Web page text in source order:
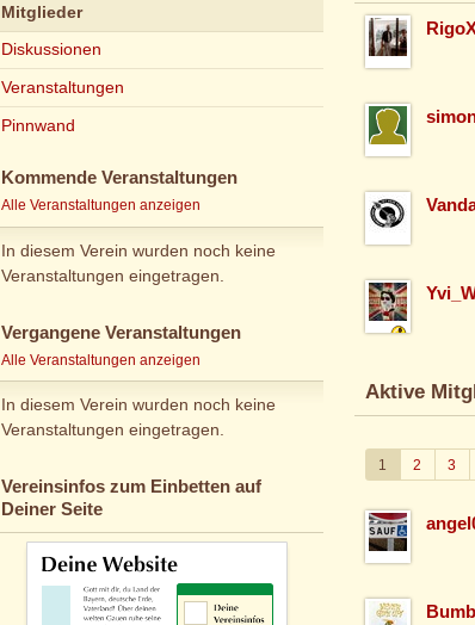
Mitglieder
Diskussionen
Veranstaltungen
Pinnwand
Kommende Veranstaltungen
Alle Veranstaltungen anzeigen
In diesem Verein wurden noch keine
Veranstaltungen eingetragen.
Vergangene Veranstaltungen
Alle Veranstaltungen anzeigen
In diesem Verein wurden noch keine
Veranstaltungen eingetragen.
Vereinsinfos zum Einbetten auf
Deiner Seite
Aktive
1 2 3